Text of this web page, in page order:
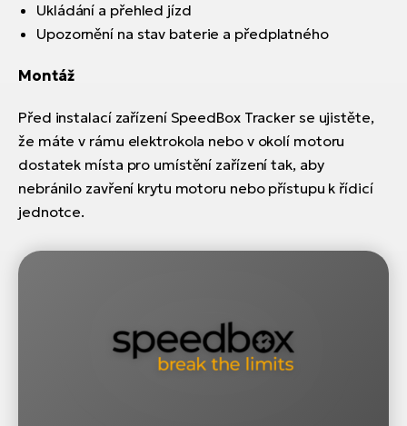
Ukládání a přehled jízd
Upozornění na stav baterie a předplatného
Montáž
Před instalací zařízení SpeedBox Tracker se ujistěte,
že máte v rámu elektrokola nebo v okolí motoru
dostatek místa pro umístění zařízení tak, aby
nebránilo zavření krytu motoru nebo přístupu k řídicí
jednotce.